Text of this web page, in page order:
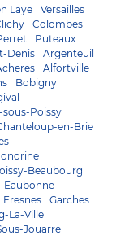
Laye
Versailles
Colombes
Puteaux
Denis
Argenteuil
Alfortville
Bobigny
sous-Poissy
en-Brie
Beaubourg
Eaubonne
Fresnes
Garches
La-Ville
Jouarre